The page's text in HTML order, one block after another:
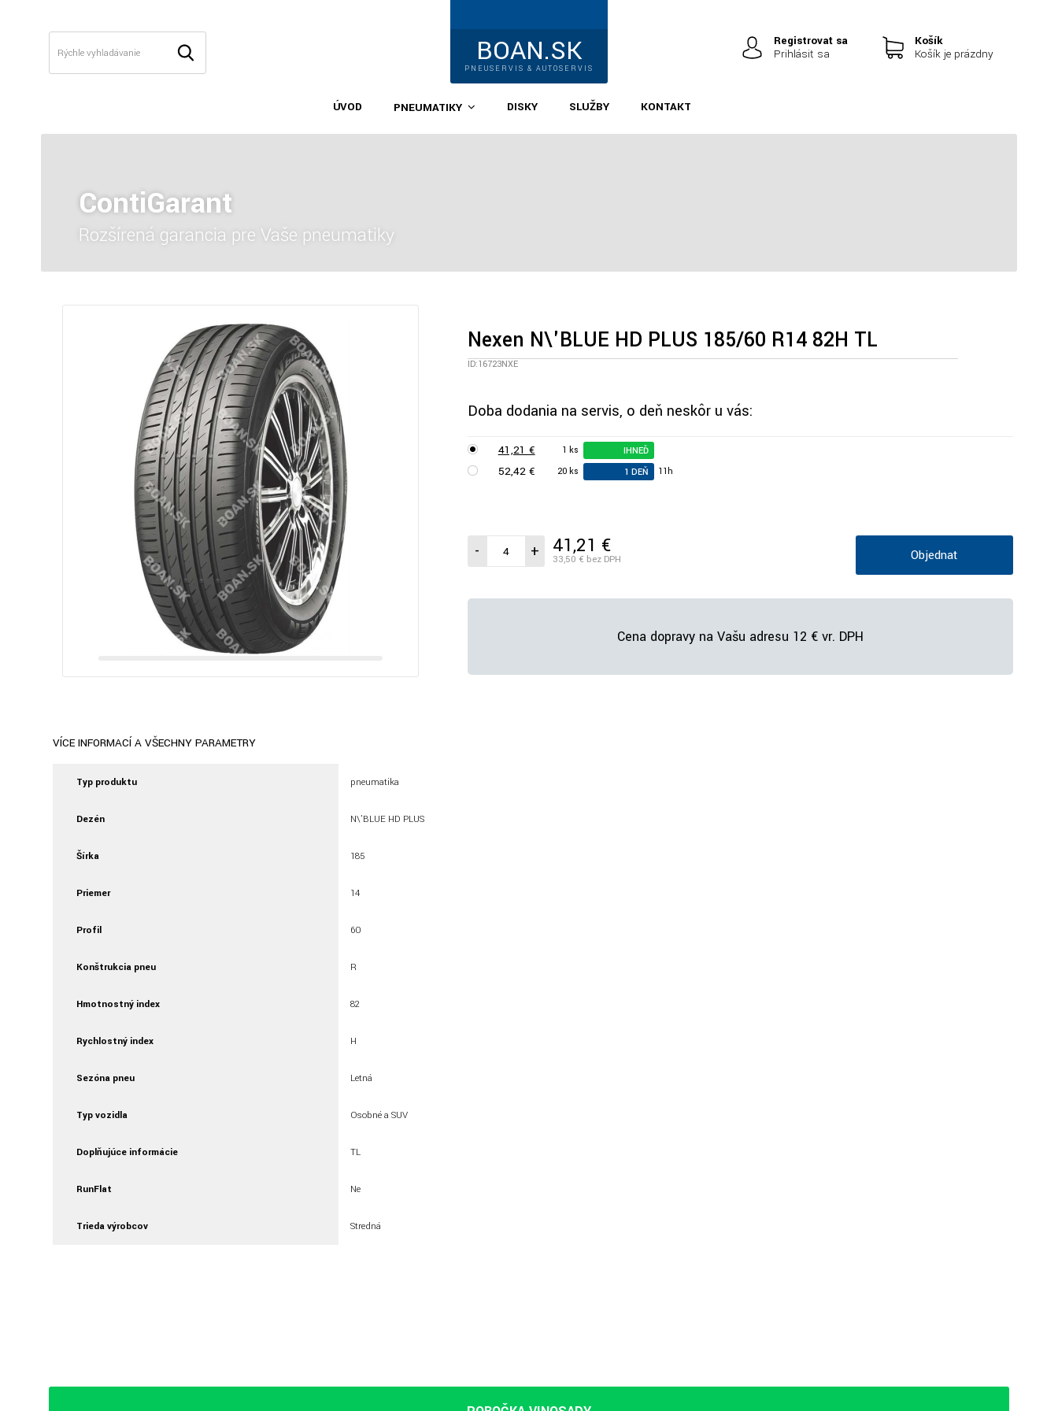
BOAN.SK
PNEUSERVIS & AUTOSERVIS
Registrovať sa
Prihlásiť sa
Košík
Košík je prázdny
ÚVOD PNEUMATIKY DISKY SLUŽBY KONTAKT
ContiGarant
Rozšírená garancia pre Vaše pneumatiky
Nexen N\'BLUE HD PLUS 185/60 R14 82H TL
ID:16723NXE
Doba dodania na servis, o deň neskôr u vás:
41,21 € 1 ks IHNEĎ
52,42 € 20 ks 1 DEŇ 11h
- + 41,21 €/ks vr. DPH
33,50 € bez DPH Objednať
Cena dopravy na Vašu adresu 12 € vr. DPH
VÍCE INFORMACÍ A VŠECHNY PARAMETRY
Typ produktu pneumatika
Dezén N\'BLUE HD PLUS
Šírka 185
Priemer 14
Profil 60
Konštrukcia pneu R
Hmotnostný index 82
Rychlostný index H
Sezóna pneu Letná
Typ vozidla Osobné a SUV
Doplňujúce informácie TL
RunFlat Ne
Trieda výrobcov Stredná